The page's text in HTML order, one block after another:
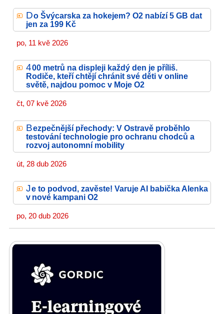
Do Švýcarska za hokejem? O2 nabízí 5 GB dat
jen za 199 Kč
po, 11 kvě 2026
400 metrů na displeji každý den je příliš.
Rodiče, kteří chtějí chránit své děti v online
světě, najdou pomoc v Moje O2
čt, 07 kvě 2026
Bezpečnější přechody: V Ostravě proběhlo
testování technologie pro ochranu chodců a
rozvoj autonomní mobility
út, 28 dub 2026
Je to podvod, zavěste! Varuje AI babička Alenka
v nové kampani O2
po, 20 dub 2026